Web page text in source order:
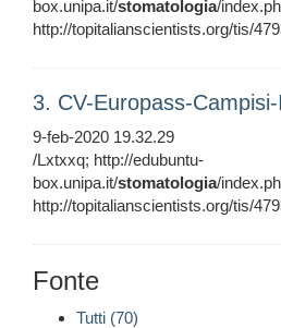
box.unipa.it/stomatologia/
http://topitalianscientists.org/tis/
3. CV-Europass-
9-feb-2020 19.32.29
/Lxtxxq; http://edubuntu-
box.unipa.it/stomatologia/
http://topitalianscientists.org/tis/
Fonte
Tutti (70)